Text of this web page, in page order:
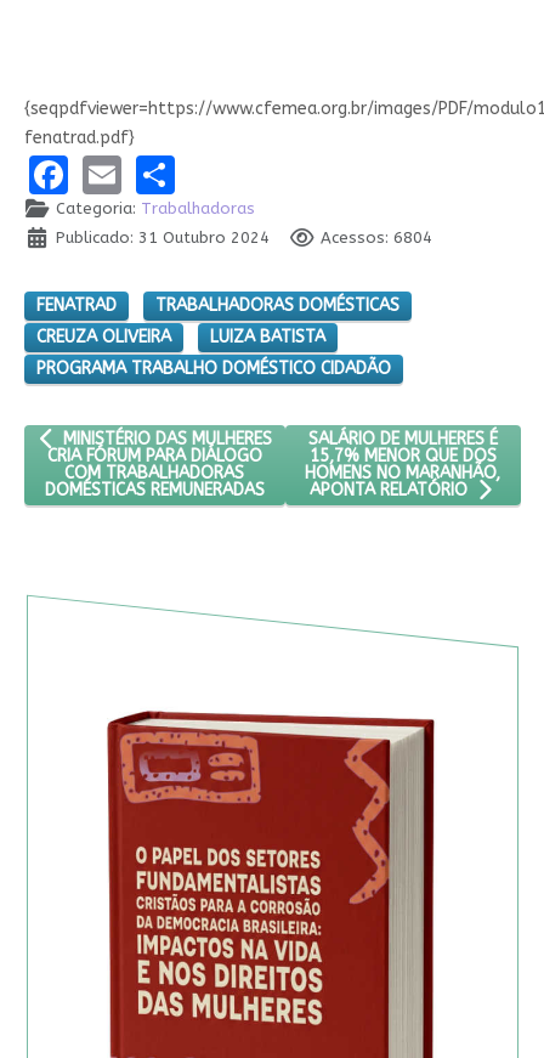
{seqpdfviewer=https://www.cfemea.org.br/images/PDF/
fenatrad.pdf}
Facebook
EmailShare
Categoria: Trabalhadoras
Publicado: 31 Outubro 2024
Acessos: 6804
FENATRAD
TRABALHADORAS DOMÉSTICAS
CREUZA OLIVEIRA
LUIZA BATISTA
PROGRAMA TRABALHO DOMÉSTICO CIDADÃO
ARTIGO ANTERIOR: MINISTÉRIO DAS MULHERES CRIA FÓRUM
MINISTÉRIO DAS MULHERES
CRIA FÓRUM PARA DIÁLOGO
COM TRABALHADORAS
DOMÉSTICAS REMUNERADAS
PRÓXIMO ARTIGO: SALÁRIO
SALÁRIO DE MULHERES É
15,7% MENOR QUE DOS
HOMENS NO MARANHÃO,
APONTA RELATÓRIO